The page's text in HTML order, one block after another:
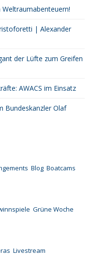
| Alexander
der Lüfte zum Greifen
AWACS im Einsatz
Bundeskanzler Olaf
Blog Boatcams
Grüne Woche
Livestream